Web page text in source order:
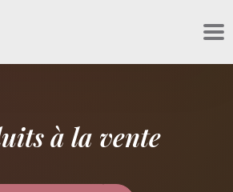
à la vente
cookies